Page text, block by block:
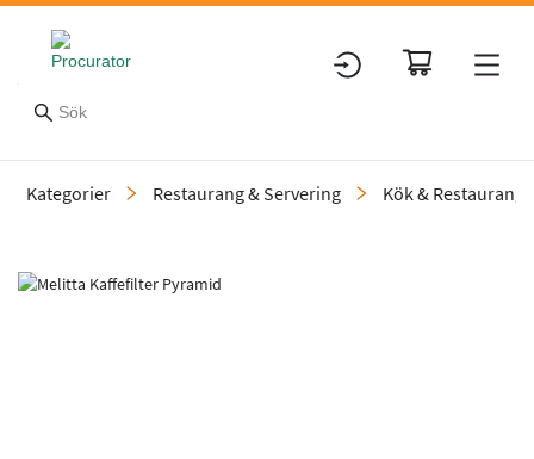
Kategorier Restaurang & Servering Kök & Restaurang
Slide 1 of 1